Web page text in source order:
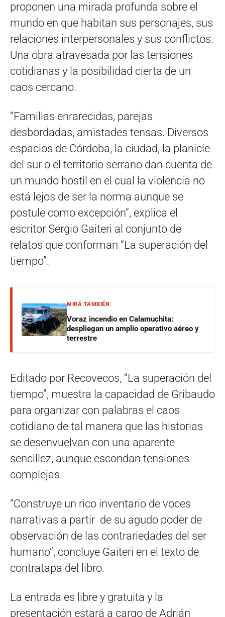
proponen una mirada profunda sobre el
mundo en que habitan sus personajes, sus
relaciones interpersonales y sus conflictos.
Una obra atravesada por las tensiones
cotidianas y la posibilidad cierta de un
caos cercano.
“Familias enrarecidas, parejas
desbordadas, amistades tensas. Diversos
espacios de Córdoba, la ciudad, la planicie
del sur o el territorio serrano dan cuenta de
un mundo hostil en el cual la violencia no
está lejos de ser la norma aunque se
postule como excepción”, explica el
escritor Sergio Gaiteri al conjunto de
relatos que conforman “La superación del
tiempo”.
MIRÁ TAMBIÉN
Voraz incendio en Calamuchita:
despliegan un amplio operativo aéreo y
terrestre
Editado por Recovecos, “La superación del
tiempo”, muestra la capacidad de Gribaudo
para organizar con palabras el caos
cotidiano de tal manera que las historias
se desenvuelvan con una aparente
sencillez, aunque escondan tensiones
complejas.
“Construye un rico inventario de voces
narrativas a partir de su agudo poder de
observación de las contrariedades del ser
humano”, concluye Gaiteri en el texto de
contratapa del libro.
La entrada es libre y gratuita y la
presentación estará a cargo de Adrián